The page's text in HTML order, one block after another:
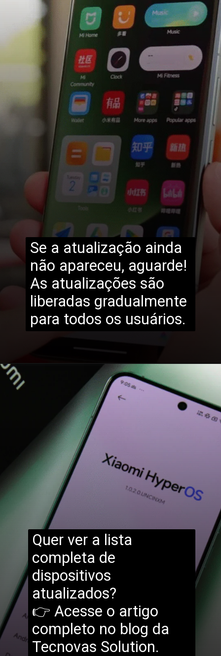
Se a atualização ainda
não apareceu, aguarde!
As atualizações são
liberadas gradualmente
para todos os usuários.
Quer ver a lista
completa de
dispositivos
atualizados?
👉 Acesse o artigo
completo no blog da
Tecnovas Solution.